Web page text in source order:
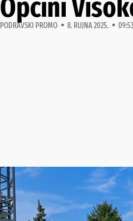
Općini
PODRAVSKI PROMO 8. RUJNA 2025.